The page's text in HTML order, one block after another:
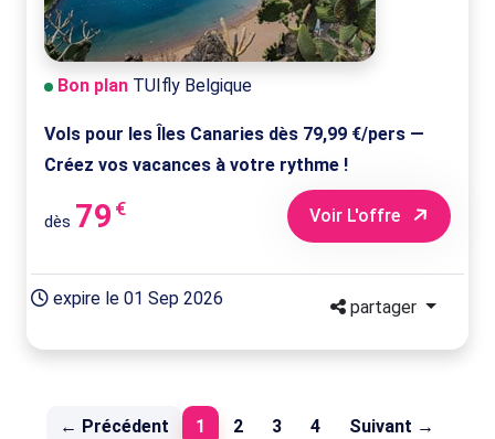
Bon plan TUIfly Belgique
Vols pour les Îles Canaries dès 79,99 €/pers —
Créez vos vacances à votre rythme !
dès 79 € Voir L'offre
expire le 01 Sep 2026 partager
← Précédent 1 (current)
2 3 4 Suivant →